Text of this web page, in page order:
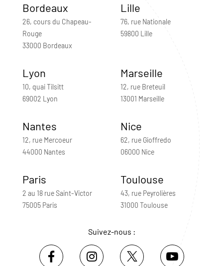
Bordeaux
26, cours du Chapeau-
Rouge
33000 Bordeaux
Lille
76, rue Nationale
59800 Lille
Lyon
10, quai Tilsitt
69002 Lyon
Marseille
12, rue Breteuil
13001 Marseille
Nantes
12, rue Mercoeur
44000 Nantes
Nice
62, rue Gioffredo
06000 Nice
Paris
2 au 18 rue Saint-Victor
75005 Paris
Toulouse
43, rue Peyrolières
31000 Toulouse
Suivez-nous :